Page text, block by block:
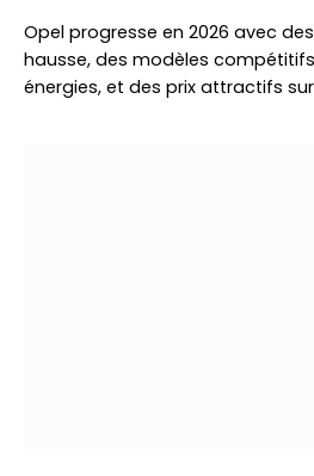
Opel progresse en 2026 avec
hausse, des modèles
énergies, et des prix attractifs